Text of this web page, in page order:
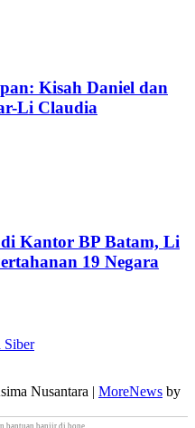
Kisah Daniel dan
Li Claudia
di Kantor BP Batam, Li
19 Negara
Siber
Nusantara | MoreNews by
bantuan banjir di bone.